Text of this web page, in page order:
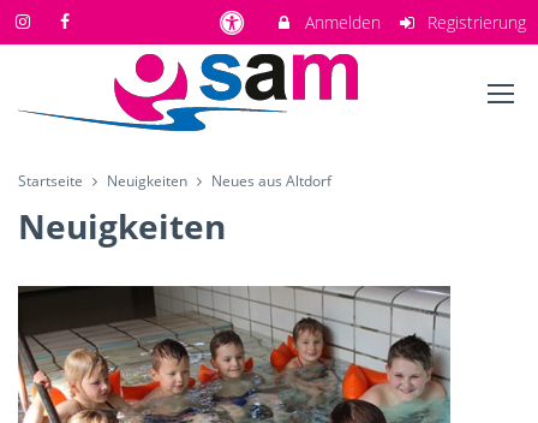
Anmelden Registrierung
Startseite Neuigkeiten Neues aus Altdorf
Neuigkeiten